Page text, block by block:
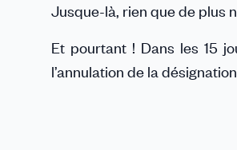
Jusque-là, rien que de plus
Et pourtant ! Dans les 15
l’annulation de la